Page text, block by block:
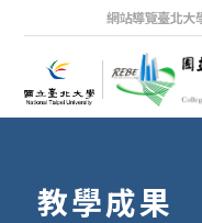
網站導覽臺北大
教學成果